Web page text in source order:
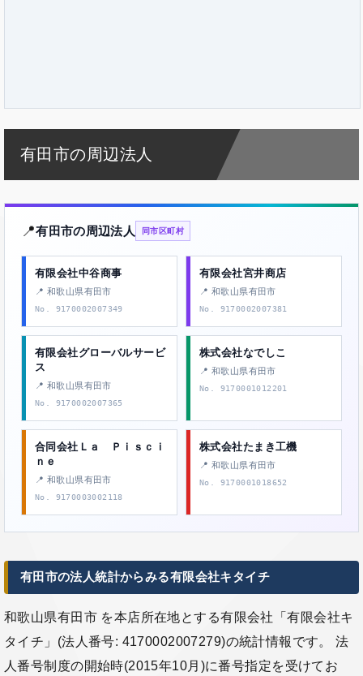
有田市の周辺法人
📍有田市の周辺法人 同市区町村
有限会社中谷商事
📍 和歌山県有田市
No. 9170002007349
有限会社宮井商店
📍 和歌山県有田市
No. 9170002007381
有限会社グローバルサービ
ス
📍 和歌山県有田市
No. 9170002007365
株式会社なでしこ
📍 和歌山県有田市
No. 9170001012201
合同会社Ｌａ Ｐｉｓｃｉ
ｎｅ
📍 和歌山県有田市
No. 9170003002118
株式会社たまき工機
📍 和歌山県有田市
No. 9170001018652
有田市の法人統計からみる有限会社キタイチ
和歌山県有田市 を本店所在地とする有限会社「有限会社キ
タイチ」(法人番号: 4170002007279)の統計情報です。 法
人番号制度の開始時(2015年10月)に番号指定を受けてお